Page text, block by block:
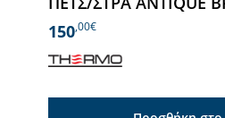
150,00€